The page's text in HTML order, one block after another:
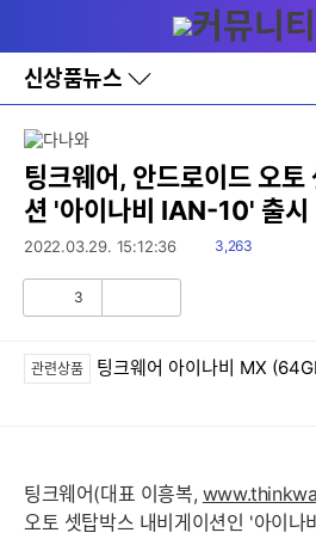
와
홈
신상품뉴스
바
로
레
이
어
창
토
팅크웨어, 안드로이드 오토
션 '아이나비 IAN-10' 출시
2022.03.29. 15:12:36
읽
3,263
3
관련상품 팅크웨어 아이나비 MX
팅크웨어(대표 이흥복,
오토 셋탑박스 내비게이션인 '아이나